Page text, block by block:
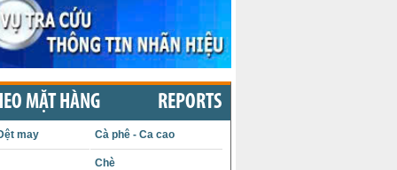
MẶT HÀNG REPORTS
may Cà phê - Ca cao
Chè